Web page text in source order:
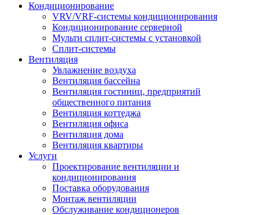
Кондиционирование
VRV/VRF-системы кондиционирования
Кондиционирование серверной
Мульти сплит-системы с установкой
Сплит-системы
Вентиляция
Увлажнение воздуха
Вентиляция бассейна
Вентиляция гостиниц, предприятий
общественного питания
Вентиляция коттеджа
Вентиляция офиса
Вентиляция дома
Вентиляция квартиры
Услуги
Проектирование вентиляции и
кондиционирования
Поставка оборудования
Монтаж вентиляции
Обслуживание кондиционеров